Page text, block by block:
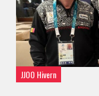
JJOO Hivern